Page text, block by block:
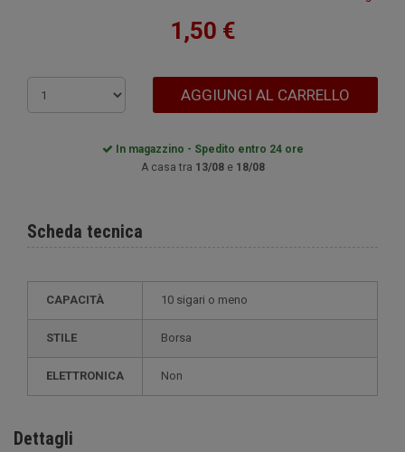
1,50 €
AGGIUNGI AL CARRELLO
In magazzino - Spedito entro 24 ore
A casa tra 13/08e 18/08
Scheda tecnica
CAPACITÀ 10 sigari o meno
STILE borsa
ELETTRONICA non
Dettagli